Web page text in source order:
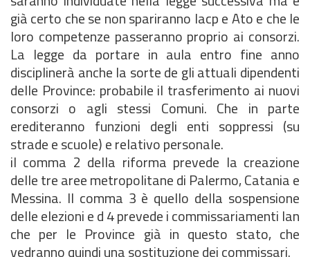
già certo che se non spariranno Iacp e Ato e che le
loro competenze passeranno proprio ai consorzi.
La legge da portare in aula entro fine anno
disciplinerà anche la sorte de gli attuali dipendenti
delle Province: probabile il trasferimento ai nuovi
consorzi o agli stessi Comuni. Che in parte
erediteranno funzioni degli enti soppressi (su
strade e scuole) e relativo personale.
il comma 2 della riforma prevede la creazione
delle tre aree metropolitane di Palermo, Catania e
Messina. Il comma 3 è quello della sospensione
delle elezioni e d 4 prevede i commissariamenti lan
che per le Province già in questo stato, che
vedranno quindi una sostituzione dei commissari.